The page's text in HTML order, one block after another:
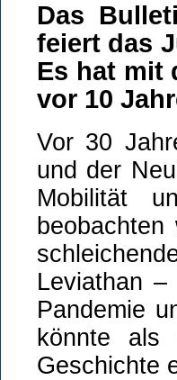
Das
feiert das
Es hat mit
vor 10
Vor 30
und der
Mobilität
Leviathan
Pandemie
könnte als
Geschichte